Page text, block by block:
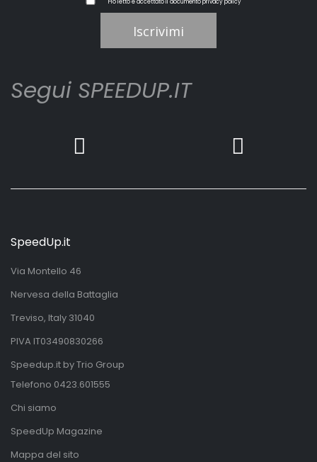
Ho letto e accettato il documentoprivacy policy
Iscrivimi
Segui SPEEDUP.IT
SpeedUp.it
Via Montello 46
Nervesa della Battaglia
Treviso, Italy 31040
PIVA IT03490830266
Speedup.it by Trio Group
Telefono 0423.601555
Chi siamo
SpeedUp Magazine
Mappa del sito